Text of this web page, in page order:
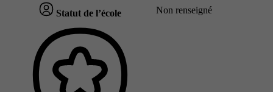
Statut de l’école Non renseigné